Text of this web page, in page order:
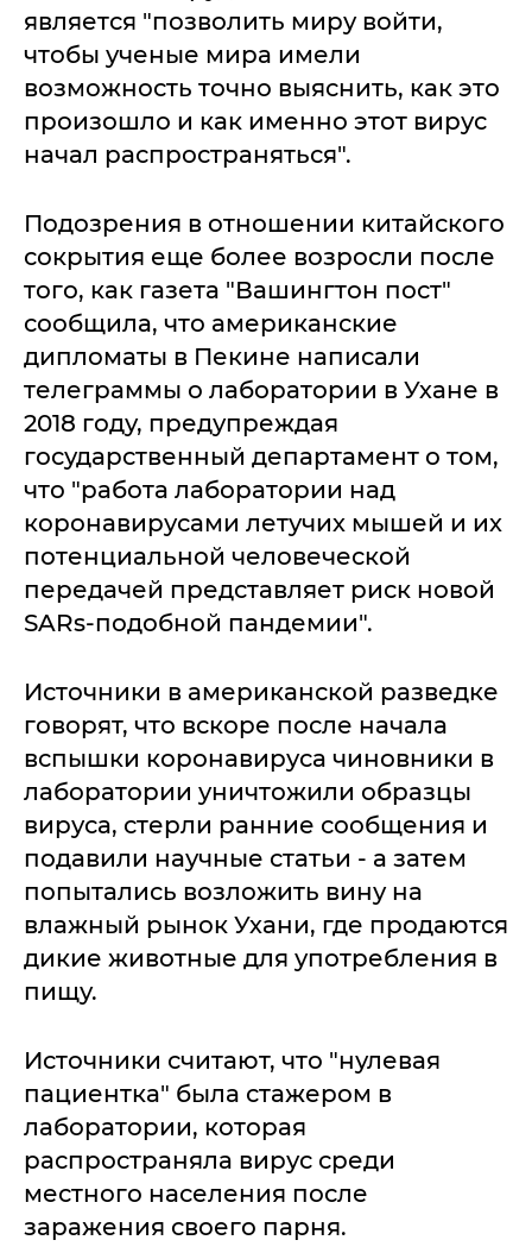
является "позволить миру войти,
чтобы ученые мира имели
возможность точно выяснить, как это
произошло и как именно этот вирус
начал распространяться".
Подозрения в отношении китайского
сокрытия еще более возросли после
того, как газета "Вашингтон пост"
сообщила, что американские
дипломаты в Пекине написали
телеграммы о лаборатории в Ухане в
2018 году, предупреждая
государственный департамент о том,
что "работа лаборатории над
коронавирусами летучих мышей и их
потенциальной человеческой
передачей представляет риск новой
SARs-подобной пандемии".
Источники в американской разведке
говорят, что вскоре после начала
вспышки коронавируса чиновники в
лаборатории уничтожили образцы
вируса, стерли ранние сообщения и
подавили научные статьи - а затем
попытались возложить вину на
влажный рынок Ухани, где продаются
дикие животные для употребления в
пищу.
Источники считают, что "нулевая
пациентка" была стажером в
лаборатории, которая
распространяла вирус среди
местного населения после
заражения своего парня.